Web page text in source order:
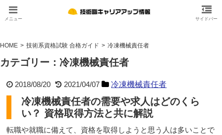
HOME 技術系資格試験 合格ガイド 冷凍機械責任者
カテゴリー：冷凍機械責任者
2018/08/20 2021/04/07 冷凍機械責任者
冷凍機械責任者の需要や求人はどのくら
い？ 資格取得方法と共に解説
転職や就職に備えて、資格を取得しようと思う人は多いことで